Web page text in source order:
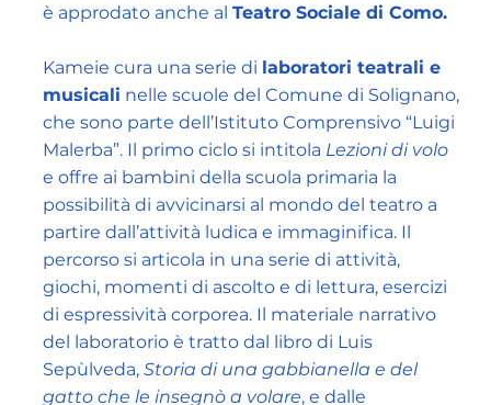
è approdato anche al Teatro Sociale di Como.
Kameie cura una serie di laboratori teatrali e
musicali nelle scuole del Comune di Solignano,
che sono parte dell’Istituto Comprensivo “Luigi
Malerba”. Il primo ciclo si intitola Lezioni di volo
e offre ai bambini della scuola primaria la
possibilità di avvicinarsi al mondo del teatro a
partire dall’attività ludica e immaginifica. Il
percorso si articola in una serie di attività,
giochi, momenti di ascolto e di lettura, esercizi
di espressività corporea. Il materiale narrativo
del laboratorio è tratto dal libro di Luis
Sepùlveda, Storia di una gabbianella e del
gatto che le insegnò a volare, e dalle